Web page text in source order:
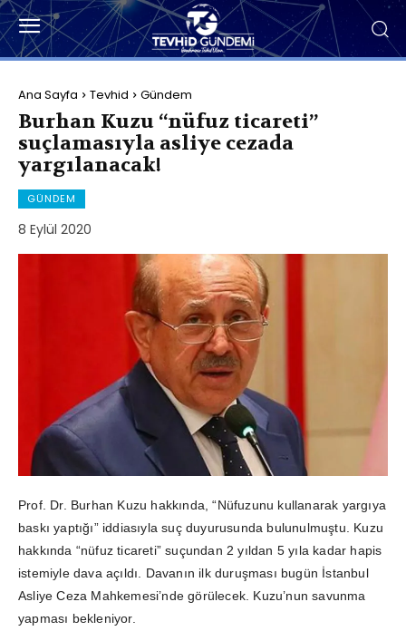
Ana Sayfa Tevhid Gündem
Burhan Kuzu “nüfuz ticareti”
suçlamasıyla asliye cezada
yargılanacak!
GÜNDEM
8 Eylül 2020
Prof. Dr. Burhan Kuzu hakkında, “Nüfuzunu kullanarak yargıya
baskı yaptığı” iddiasıyla suç duyurusunda bulunulmuştu. Kuzu
hakkında “nüfuz ticareti” suçundan 2 yıldan 5 yıla kadar hapis
istemiyle dava açıldı. Davanın ilk duruşması bugün İstanbul
Asliye Ceza Mahkemesi’nde görülecek. Kuzu’nun savunma
yapması bekleniyor.